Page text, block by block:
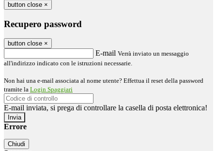
button close ×
Recupero password
button close ×
E-mail Verrà inviato un messaggio
all'indirizzo indicato con le istruzioni necessarie.
Non hai una e-mail associata al nome utente? Effettua il reset della password
tramite la Login Spaggiari
E-mail inviata, si prega di controllare la casella di posta elettronica!
Errore
Chiudi